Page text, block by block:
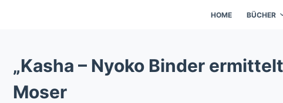
HOME BÜCHER
„Kasha – Nyoko Binder
Moser